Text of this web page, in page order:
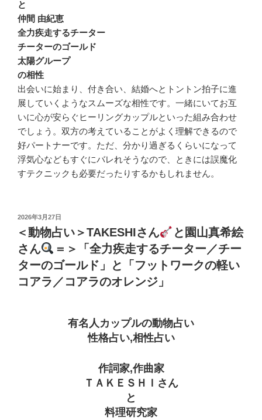
と
仲間 由紀恵
全力疾走するチーター
チーターのゴールド
太陽グループ
の相性
出会いに始まり、付き合い、結婚へとトントン拍子に進
展していくようなスムーズな相性です。一緒にいてお互
いに心が安らぐヒーリングカップルといった組み合わせ
でしょう。双方の考えていることがよく理解できるので
好パートナーです。ただ、分かり過ぎるくらいになって
浮気心などもすぐにバレれそうなので、ときには誤魔化
すテクニックも必要だったりするかもしれません。
投
日:
2026年3月27日
＜動物占い＞TAKESHIさん
と園山真希絵
さん
＝＞「全力疾走するチーター／チー
ターのゴールド」と「フットワークの軽い
コアラ／コアラのオレンジ」
有名人カップルの動物占い
性格占い,相性占い
作詞家,作曲家
ＴＡＫＥＳＨＩさん
と
料理研究家